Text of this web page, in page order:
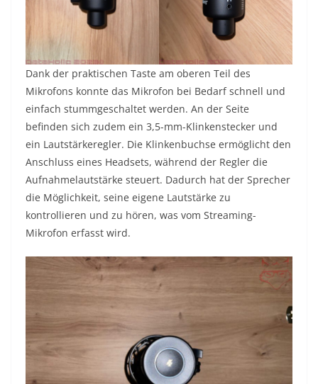
Dank der praktischen Taste am oberen Teil des
Mikrofons konnte das Mikrofon bei Bedarf schnell und
einfach stummgeschaltet werden. An der Seite
befinden sich zudem ein 3,5-mm-Klinkenstecker und
ein Lautstärkeregler. Die Klinkenbuchse ermöglicht den
Anschluss eines Headsets, während der Regler die
Aufnahmelautstärke steuert. Dadurch hat der Sprecher
die Möglichkeit, seine eigene Lautstärke zu
kontrollieren und zu hören, was vom Streaming-
Mikrofon erfasst wird.